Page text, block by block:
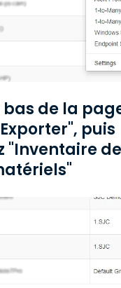
bas de la
puis
"Inventaire